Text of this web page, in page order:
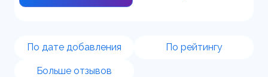
По дате добавления По рейтингу
Больше отзывов